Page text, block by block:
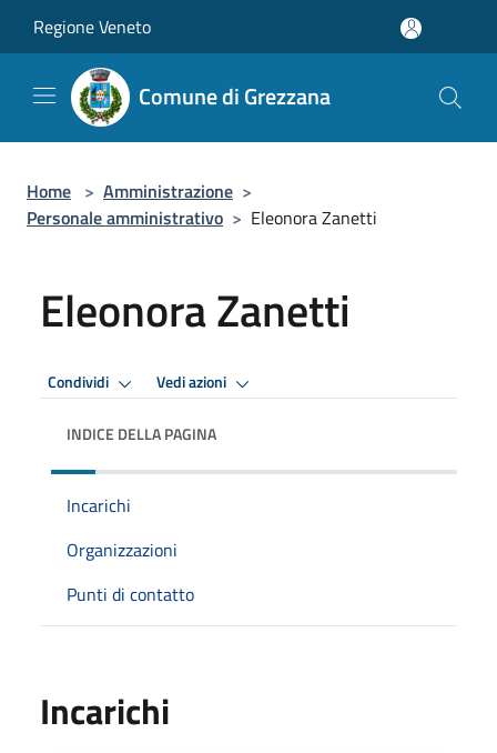
Regione Veneto
Comune di Grezzana
Home > Amministrazione >
Personale amministrativo > Eleonora Zanetti
Eleonora Zanetti
Condividi Vedi azioni
INDICE DELLA PAGINA
Incarichi
Organizzazioni
Punti di contatto
Incarichi